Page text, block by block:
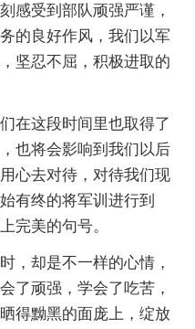
感受到部队顽强严谨，
的良好作风，我们以军
坚忍不屈，积极进取的
在这段时间里也取得了
也将会影响到我们以后
心去对待，对待我们现
有终的将军训进行到
完美的句号。
，却是不一样的心情，
了顽强，学会了吃苦，
得黝黑的面庞上，绽放